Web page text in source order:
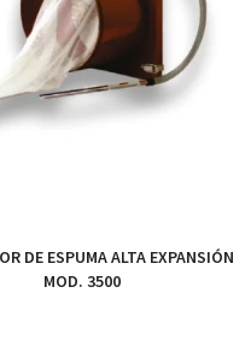
DE ESPUMA ALTA EXPANSIÓN
MOD. 3500